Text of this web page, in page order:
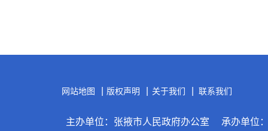
网站地图 版权声明 关于我们 联系我们
主办单位：张掖市人民政府办公室 承办单位